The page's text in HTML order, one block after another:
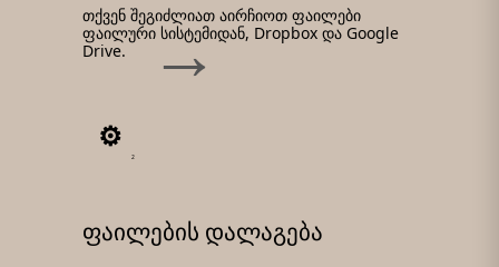
თქვენ შეგიძლიათ აირჩიოთ ფაილები
ფაილური სისტემიდან, Dropbox და Google
Drive.
2
ფაილების დალაგება